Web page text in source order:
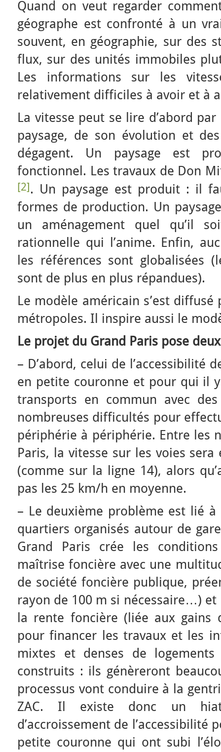
Quand on veut regarder
géographe est confronté à un
souvent, en géographie, sur des
flux, sur des unités immobiles
Les informations sur les
relativement difficiles à avoir et à
La vitesse peut se lire d’abord
paysage, de son évolution et
dégagent. Un paysage est
fonctionnel. Les travaux de Don
[2]. Un paysage est produit : il
formes de production. Un
un aménagement quel qu’il
rationnelle qui l’anime. Enfin,
les références sont globalisées
sont de plus en plus répandues).
Le modèle américain s’est
métropoles. Il inspire aussi le
Le projet du Grand Paris pose
– D’abord, celui de l’accessibilité
en petite couronne et pour qui il
transports en commun avec
nombreuses difficultés pour
périphérie à périphérie. Entre les
Paris, la vitesse sur les voies
(comme sur la ligne 14), alors
pas les 25 km/h en moyenne.
– Le deuxième problème est lié
quartiers organisés autour de
Grand Paris crée les
maîtrise foncière avec une
de société foncière publique,
rayon de 100 m si nécessaire…)
la rente foncière (liée aux gains
pour financer les travaux et les
mixtes et denses de
construits : ils génèreront
processus vont conduire à la
ZAC. Il existe donc un
d’accroissement de l’accessibilité
petite couronne qui ont subi